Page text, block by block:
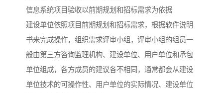
信息系统项目验收以前期规划和招标需求为依据
建设单位依照项目前期规划和招标需求，根据软件说明
书来完成操作，组织需求评审小组，评审小组的组员一
般由第三方咨询监理机构、建设单位、用户单位和承包
单位组成，各方成员的建议各不相同，通常都会从建设
单位技术的可操作性、用户单位的实际情况、建设单位